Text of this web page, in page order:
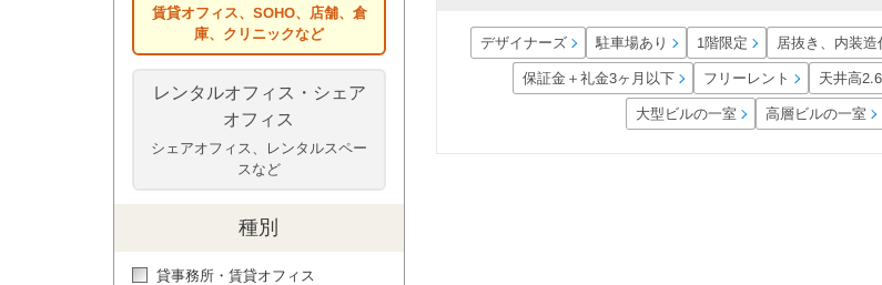
賃貸オフィス、SOHO、店舗、倉
庫、クリニックなど
レンタルオフィス・シェア
オフィス
シェアオフィス、レンタルスペー
スなど
種別
貸事務所・賃貸オフィス
デザイナーズ 駐車場あり 1階限定 居抜き、内装造
保証金＋礼金3ヶ月以下 フリーレント 天井高
大型ビルの一室 高層ビルの一室